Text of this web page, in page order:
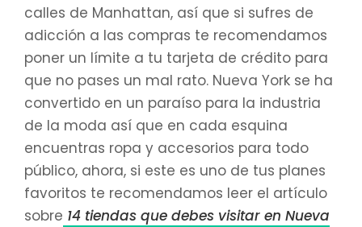
calles de Manhattan, así que si sufres de
adicción a las compras te recomendamos
poner un límite a tu tarjeta de crédito para
que no pases un mal rato. Nueva York se ha
convertido en un paraíso para la industria
de la moda así que en cada esquina
encuentras ropa y accesorios para todo
público, ahora, si este es uno de tus planes
favoritos te recomendamos leer el artículo
sobre 14 tiendas que debes visitar en Nueva